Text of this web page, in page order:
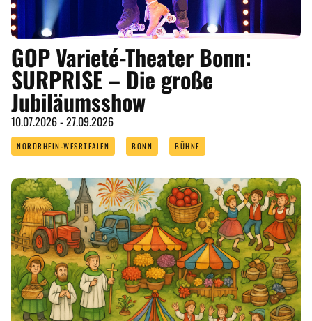
GOP Varieté-Theater Bonn:
SURPRISE – Die große
Jubiläumsshow
10.07.2026 - 27.09.2026
NORDRHEIN-WESRTFALEN BONN BÜHNE